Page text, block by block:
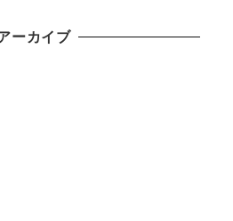
ーカイブ